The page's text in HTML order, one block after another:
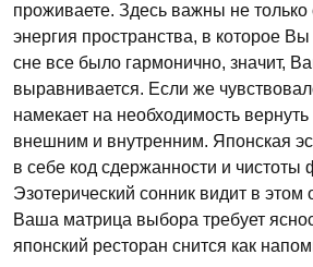
проживаете. Здесь важны не
энергия пространства, в которое
сне все было гармонично, значит,
выравнивается. Если же
намекает на необходимость
внешним и внутренним. Японская
в себе код сдержанности и
Эзотерический сонник видит в этом
Ваша матрица выбора требует
японский ресторан снится как